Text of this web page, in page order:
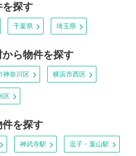
を探す
千葉県 埼玉県
ら物件を探す
神奈川区 横浜市西区
区
を探す
神武寺駅 逗子・葉山駅